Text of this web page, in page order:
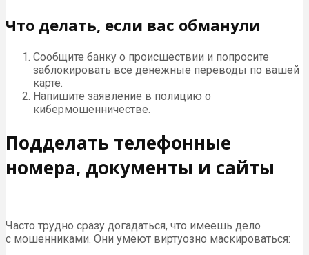
Что делать, если вас обманули
Сообщите банку о происшествии и попросите
заблокировать все денежные переводы по вашей
карте.
Напишите заявление в полицию о
кибермошенничестве.
Подделать телефонные
номера, документы и сайты
Часто трудно сразу догадаться, что имеешь дело
с мошенниками. Они умеют виртуозно маскироваться: